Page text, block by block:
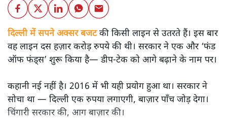
दिल्ली में सपने अक्सर बजटकी किसी लाइन से उतरते हैं। इस बार
वह लाइन दस हज़ार करोड़ रुपये की थी। सरकार ने एक और ‘फंड
ऑफ फंड्स’ शुरू किया है— डीप‑टेक को आगे बढ़ाने के नाम पर।
कहानी नई नहीं है। 2016 में भी यही प्रयोग हुआ था। सरकार ने
सोचा था — दिल्ली एक रुपया लगाएगी, बाज़ार पाँच जोड़ देगा।
चिंगारी सरकार की, आग बाज़ार की।